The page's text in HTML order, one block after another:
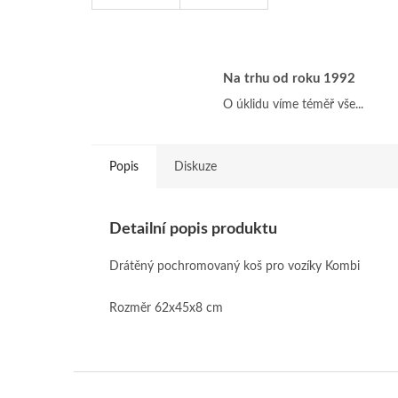
Na trhu od roku 1992
O úklidu víme téměř vše...
Popis Diskuze
Detailní popis produktu
Drátěný pochromovaný koš pro vozíky Kombi
Rozměr 62x45x8 cm